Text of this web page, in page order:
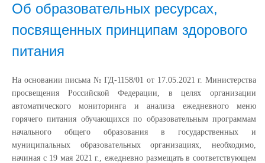
Об образовательных ресурсах,
посвященных принципам здорового
питания
На основании письма № ГД-1158/01 от 17.05.2021 г. Министерства
просвещения Российской Федерации, в целях организации
автоматического мониторинга и анализа ежедневного меню
горячего питания обучающихся по образовательным программам
начального общего образования в государственных и
муниципальных образовательных организациях, необходимо,
начиная с 19 мая 2021 г., ежедневно размещать в соответствующем